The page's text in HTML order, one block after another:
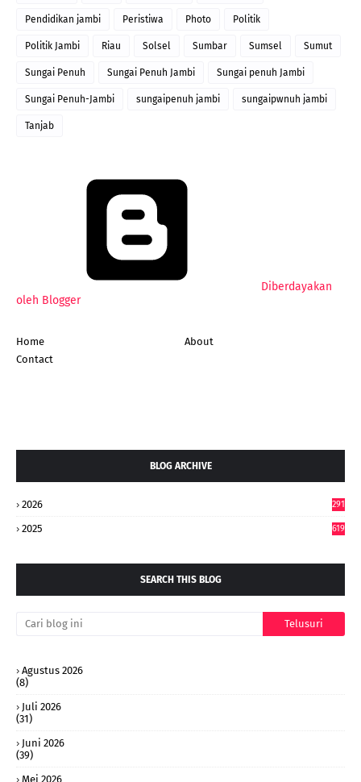
Pendidikan jambi Peristiwa Photo Politik
Politik Jambi Riau Solsel Sumbar Sumsel Sumut
Sungai Penuh Sungai Penuh Jambi Sungai penuh Jambi
Sungai Penuh-Jambi sungaipenuh jambi sungaipwnuh jambi
Tanjab
Diberdayakan
oleh Blogger
Home
About
Contact
BLOG ARCHIVE
2026 291
2025 619
SEARCH THIS BLOG
Agustus 2026
(8)
Juli 2026
(31)
Juni 2026
(39)
Mei 2026